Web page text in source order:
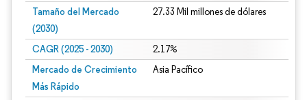
Tamaño del Mercado
(2030)
27.33 Mil millones de dólares
CAGR (2025 - 2030) 2.17%
Mercado de Crecimiento
Más Rápido
Asia Pacífico